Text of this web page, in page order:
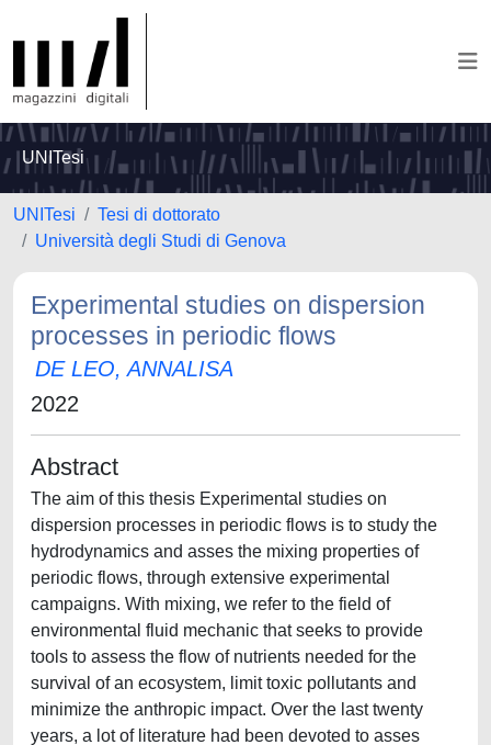
UNITesi
UNITesi
Tesi di dottorato
Università degli Studi di Genova
Experimental studies on dispersion
processes in periodic flows
DE LEO, ANNALISA
2022
Abstract
The aim of this thesis Experimental studies on
dispersion processes in periodic flows is to study the
hydrodynamics and asses the mixing properties of
periodic flows, through extensive experimental
campaigns. With mixing, we refer to the field of
environmental fluid mechanic that seeks to provide
tools to assess the flow of nutrients needed for the
survival of an ecosystem, limit toxic pollutants and
minimize the anthropic impact. Over the last twenty
years, a lot of literature had been devoted to asses